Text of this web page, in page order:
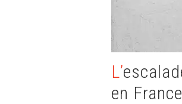
L’escalade urbaine : où pratiquer en toute sécurité
en France